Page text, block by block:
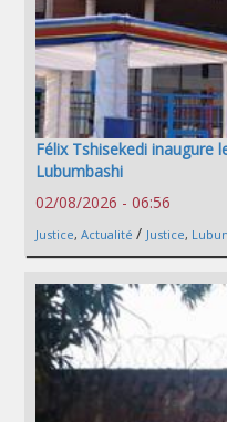
Félix Tshisekedi inaugure
Lubumbashi
02/08/2026 - 06:56
Justice, Actualité / Justice,